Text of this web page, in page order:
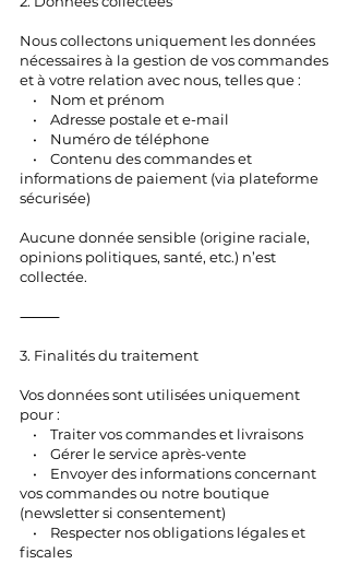
Nous collectons uniquement les données
nécessaires à la gestion de vos commandes
et à votre relation avec nous, telles que :
• Nom et prénom
• Adresse postale et e-mail
• Numéro de téléphone
• Contenu des commandes et
informations de paiement (via plateforme
sécurisée)
Aucune donnée sensible (origine raciale,
opinions politiques, santé, etc.) n’est
collectée.
⸻
3. Finalités du traitement
Vos données sont utilisées uniquement
pour :
• Traiter vos commandes et livraisons
• Gérer le service après-vente
• Envoyer des informations concernant
vos commandes ou notre boutique
(newsletter si consentement)
• Respecter nos obligations légales et
fiscales